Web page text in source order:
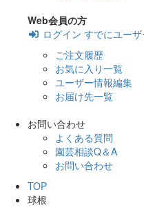
Web会員の方
ログイン すでにユー
ご注文履歴
お気に入り一覧
ユーザー情報編集
お届け先一覧
お問い合わせ
よくある質問
園芸相談Q＆A
お問い合わせ
TOP
球根